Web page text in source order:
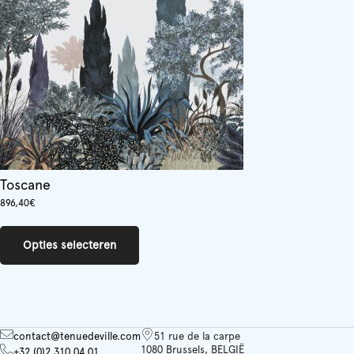
worden
de
productpagina
Toscane
896,40€
Opties selecteren
kan
gekozen
contact@tenuedeville.com
51 rue de la carpe
1080 Brussels, BELGIË